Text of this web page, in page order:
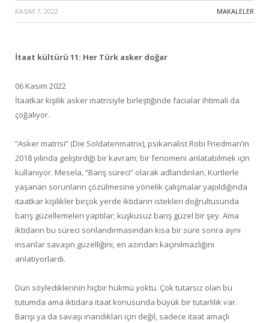
KASIM 7, 2022 · MAKALELER
İtaat kültürü 11: Her Türk asker doğar
06 Kasım 2022
İtaatkar kişilik asker matrisiyle birleştiğinde facialar ihtimali da
çoğalıyor.
“Asker matrisi” (Die Soldatenmatrix), psikanalist Robi Friedman’ın
2018 yılında geliştirdiği bir kavram; bir fenomeni anlatabilmek için
kullanıyor. Mesela, “Barış süreci” olarak adlandırılan, Kürtlerle
yaşanan sorunların çözülmesine yönelik çalışmalar yapıldığında
itaatkar kişilikler birçok yerde iktidarın istekleri doğrultusunda
barış güzellemeleri yaptılar; kuşkusuz barış güzel bir şey. Ama
iktidarın bu süreci sonlandırmasından kısa bir süre sonra aynı
insanlar savaşın güzelliğini, en azından kaçınılmazlığını
anlatıyorlardı.
Dün söylediklerinin hiçbir hükmü yoktu. Çok tutarsız olan bu
tutumda ama iktidara itaat konusunda büyük bir tutarlılık var.
Barışı ya da savaşı inandıkları için değil, sadece itaat amaçlı